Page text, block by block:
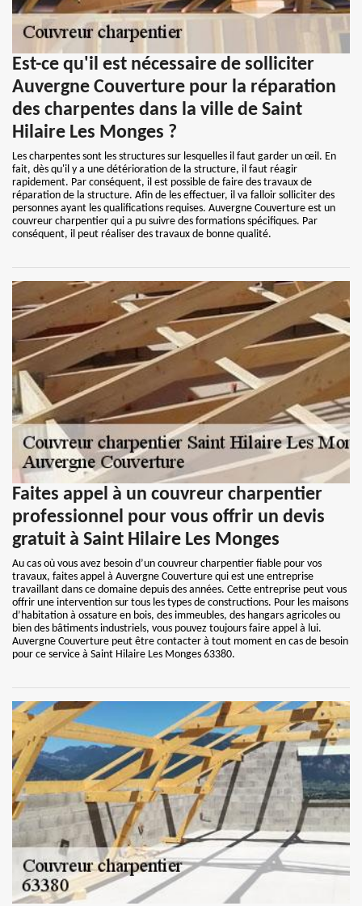
Est-ce qu'il est nécessaire de solliciter
Auvergne Couverture pour la réparation
des charpentes dans la ville de Saint
Hilaire Les Monges ?
Les charpentes sont les structures sur lesquelles il faut garder un œil. En
fait, dès qu'il y a une détérioration de la structure, il faut réagir
rapidement. Par conséquent, il est possible de faire des travaux de
réparation de la structure. Afin de les effectuer, il va falloir solliciter des
personnes ayant les qualifications requises. Auvergne Couverture est un
couvreur charpentier qui a pu suivre des formations spécifiques. Par
conséquent, il peut réaliser des travaux de bonne qualité.
Faites appel à un couvreur charpentier
professionnel pour vous offrir un devis
gratuit à Saint Hilaire Les Monges
Au cas où vous avez besoin d’un couvreur charpentier fiable pour vos
travaux, faites appel à Auvergne Couverture qui est une entreprise
travaillant dans ce domaine depuis des années. Cette entreprise peut vous
offrir une intervention sur tous les types de constructions. Pour les maisons
d’habitation à ossature en bois, des immeubles, des hangars agricoles ou
bien des bâtiments industriels, vous pouvez toujours faire appel à lui.
Auvergne Couverture peut être contacter à tout moment en cas de besoin
pour ce service à Saint Hilaire Les Monges 63380.